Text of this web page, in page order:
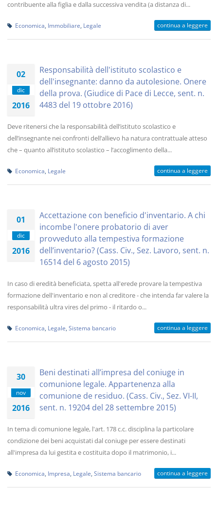
contribuente alla figlia e dalla successiva vendita (a distanza di...
Economica Immobiliare Legale continua a leggere
02
dic
2016
Responsabilità dell'istituto scolastico e
dell'insegnante: danno da autolesione. Onere
della prova. (Giudice di Pace di Lecce, sent. n.
4483 del 19 ottobre 2016)
Deve ritenersi che la responsabilità dell’istituto scolastico e
dell’insegnante nei confronti dell’allievo ha natura contrattuale atteso
che – quanto all’istituto scolastico – l’accoglimento della...
Economica Legale continua a leggere
01
dic
2016
Accettazione con beneficio d'inventario. A chi
incombe l'onere probatorio di aver
provveduto alla tempestiva formazione
dell’inventario? (Cass. Civ., Sez. Lavoro, sent. n.
16514 del 6 agosto 2015)
In caso di eredità beneficiata, spetta all'erede provare la tempestiva
formazione dell'inventario e non al creditore - che intenda far valere la
responsabilità ultra vires del primo - il ritardo o...
Economica Legale Sistema bancario continua a leggere
30
nov
2016
Beni destinati all’impresa del coniuge in
comunione legale. Appartenenza alla
comunione de residuo. (Cass. Civ., Sez. VI-II,
sent. n. 19204 del 28 settembre 2015)
In tema di comunione legale, l'art. 178 c.c. disciplina la particolare
condizione dei beni acquistati dal coniuge per essere destinati
all'impresa da lui gestita e costituita dopo il matrimonio, i...
Economica Impresa Legale Sistema bancario continua a leggere